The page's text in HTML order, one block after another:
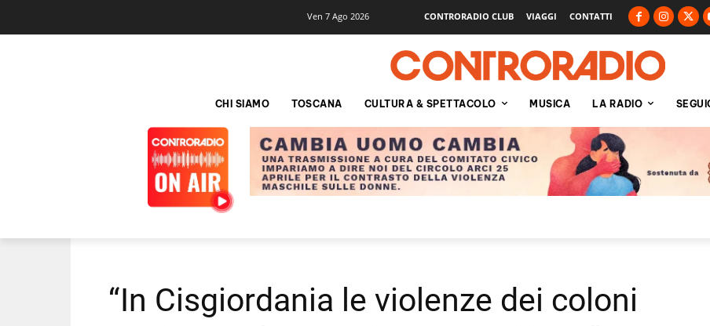
Ven 7 Ago 2026 CONTRORADIO CLUB VIAGGI CONTATTI
CHI SIAMO TOSCANA CULTURA & SPETTACOLO MUSICA LA RADIO
“In Cisgiordania le violenze dei coloni